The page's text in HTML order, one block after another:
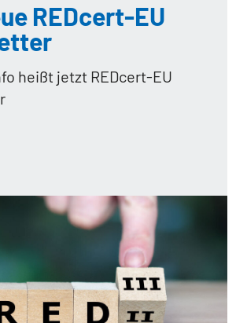
REDcert-EU
heißt jetzt REDcert-EU